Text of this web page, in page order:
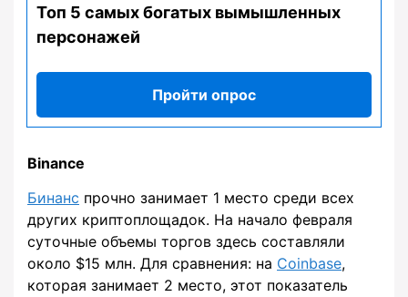
Топ 5 самых богатых вымышленных
персонажей
Пройти опрос
Binance
Бинанс прочно занимает 1 место среди всех
других криптоплощадок. На начало февраля
суточные объемы торгов здесь составляли
около $15 млн. Для сравнения: на Coinbase,
которая занимает 2 место, этот показатель